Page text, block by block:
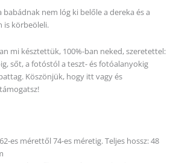
nem lóg ki belőle a dereka és a
is körbeöleli.
mi késztettük, 100%-ban neked, szeretettel:
sőt, a fotóstól a teszt- és fotóalanyokig
Köszönjük, hogy itt vagy és
es mérettől 74-es méretig. Teljes hossz: 48